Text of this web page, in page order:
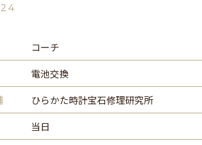
コーチ
電池交換
ひらかた時計宝石修理研究所
当日